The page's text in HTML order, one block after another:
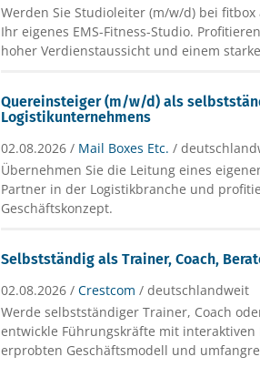
Werden Sie Studioleiter (m/w/d) bei
Ihr eigenes EMS-Fitness-Studio.
hoher Verdienstaussicht und einem
Quereinsteiger (m/w/d) als
Logistikunternehmens
02.08.2026 / Mail Boxes Etc. /
Übernehmen Sie die Leitung eines
Partner in der Logistikbranche und
Geschäftskonzept.
Selbstständig als Trainer, Coach,
02.08.2026 /Crestcom / deutschlandweit
Werde selbstständiger Trainer, Coach
entwickle Führungskräfte mit
erprobten Geschäftsmodell und